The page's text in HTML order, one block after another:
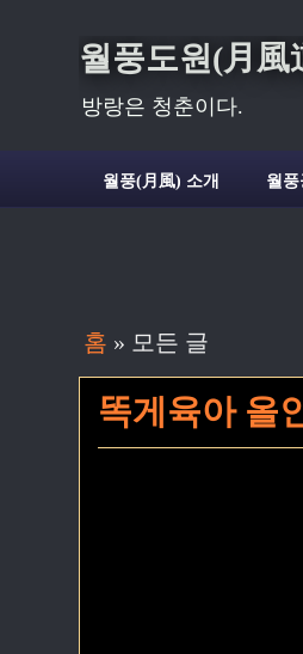
월풍도원(月風
방랑은 청춘이다.
월풍(月風) 소개 월
홈 » 모든 글
똑게육아 올